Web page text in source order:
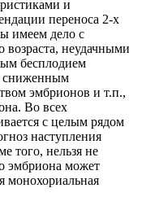
и
переноса 2-х
имеем дело с
возраста, неудачными
бесплодием
сниженным
эмбрионов и т.п.,
Во всех
с целым рядом
наступления
того, нельзя не
эмбриона может
монохориальная